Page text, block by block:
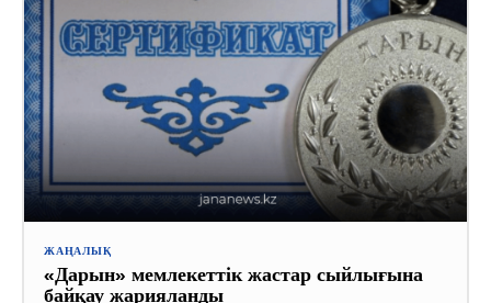
ЖАҢАЛЫҚ
«Дарын» мемлекеттік жастар сыйлығына
байқау жарияланды